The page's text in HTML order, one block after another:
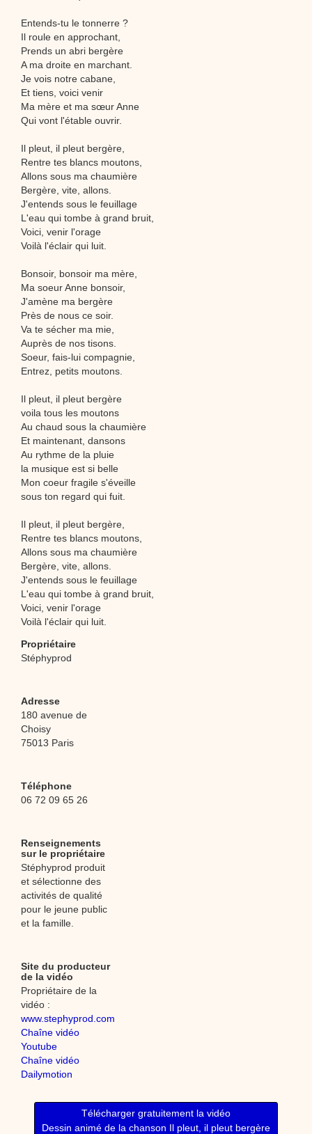
Entends-tu le tonnerre ?
Il roule en approchant,
Prends un abri bergère
A ma droite en marchant.
Je vois notre cabane,
Et tiens, voici venir
Ma mère et ma sœur Anne
Qui vont l'étable ouvrir.
Il pleut, il pleut bergère,
Rentre tes blancs moutons,
Allons sous ma chaumière
Bergère, vite, allons.
J'entends sous le feuillage
L'eau qui tombe à grand bruit,
Voici, venir l'orage
Voilà l'éclair qui luit.
Bonsoir, bonsoir ma mère,
Ma soeur Anne bonsoir,
J'amène ma bergère
Près de nous ce soir.
Va te sécher ma mie,
Auprès de nos tisons.
Soeur, fais-lui compagnie,
Entrez, petits moutons.
Il pleut, il pleut bergère
voila tous les moutons
Au chaud sous la chaumière
Et maintenant, dansons
Au rythme de la pluie
la musique est si belle
Mon coeur fragile s'éveille
sous ton regard qui fuit.
Il pleut, il pleut bergère,
Rentre tes blancs moutons,
Allons sous ma chaumière
Bergère, vite, allons.
J'entends sous le feuillage
L'eau qui tombe à grand bruit,
Voici, venir l'orage
Voilà l'éclair qui luit.
Propriétaire
Stéphyprod
Adresse
180 avenue de
Choisy
75013 Paris
Téléphone
06 72 09 65 26
Renseignements
sur le propriétaire
Stéphyprod produit
et sélectionne des
activités de qualité
pour le jeune public
et la famille.
Site du producteur
de la vidéo
Propriétaire de la
vidéo :
www.stephyprod.com
Chaîne vidéo
Youtube
Chaîne vidéo
Dailymotion
Télécharger gratuitement la vidéo
Dessin animé de la chanson Il pleut, il pleut bergère